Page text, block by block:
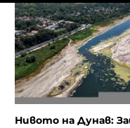
Нивото на Дунав: